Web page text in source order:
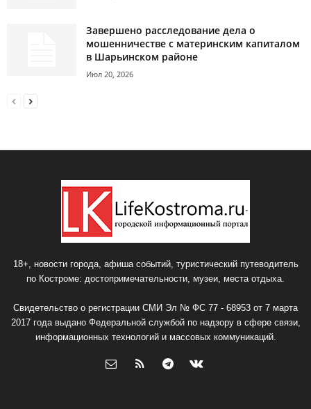
Завершено расследование дела о
мошенничестве с материнским капиталом
в Шарьинском районе
Июл 20, 2026
18+, новости города, афиша событий, туристический путеводитель
по Костроме: достопримечательности, музеи, места отдыха.
Свидетельство о регистрации СМИ Эл № ФС 77 - 68953 от 7 марта
2017 года выдано Федеральной службой по надзору в сфере связи,
информационных технологий и массовых коммуникаций.